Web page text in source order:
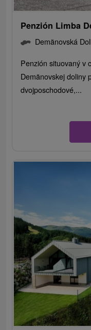
Penzión Limba
Demänovská
Penzión situovaný v
Demänovskej doliny
dvojposchodové,...